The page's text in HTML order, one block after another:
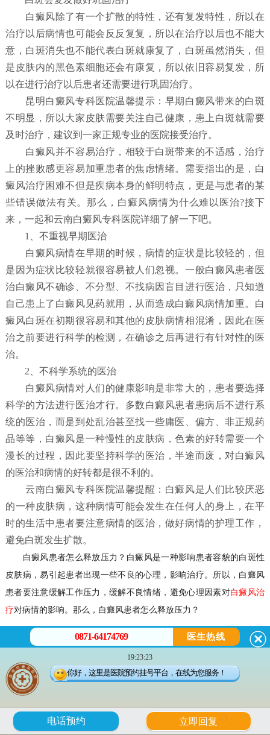
白癜风除了有一个扩散的特性，还有复发特性，所以在
治疗以后病情也可能会反反复复，所以在治疗以后也不能大
意，白斑消失也不能代表白斑就康复了，白斑虽然消失，但
是皮肤内的黑色素细胞还会有康复，所以依旧容易复发，所
以在进行治疗以后患者还需要进行巩固治疗。
昆明白癜风专科医院温馨提示：早期白癜风带来的白斑
不明显，所以大家皮肤需要关注自己健康，患上白斑就需要
及时治疗，建议到一家正规专业的医院接受治疗。
白癜风并不容易治疗，相较于白斑带来的不适感，治疗
上的挫败感更容易加重患者的焦虑情绪。需要指出的是，白
癜风治疗困难不但是疾病本身的鲜明特点，更是与患者的某
些错误做法有关。那么，白癜风病情为什么难以医治?接下
来，一起和云南白癜风专科医院详细了解一下吧。
1、不重视早期医治
白癜风病情在早期的时候，病情的症状是比较轻的，但
是因为症状比较轻就很容易被人们忽视。一般白癜风患者医
治白癜风不确诊、不分型、不找病因盲目进行医治，只知道
自己患上了白癜风见药就用，从而造成白癜风病情加重。白
癜风白斑在初期很容易和其他的皮肤病情相混淆，因此在医
治之前要进行科学的检测，在确诊之后再进行有针对性的医
治。
2、不科学系统的医治
白癜风病情对人们的健康影响是非常大的，患者要选择
科学的方法进行医治才行。多数白癜风患者患病后不进行系
统的医治，而是到处乱治甚至找一些庸医、偏方、非正规药
品等等，白癜风是一种慢性的皮肤病，色素的好转需要一个
漫长的过程，因此要坚持科学的医治，半途而废，对白癜风
的医治和病情的好转都是很不利的。
云南白癜风专科医院温馨提醒：白癜风是人们比较厌恶
的一种皮肤病，这种病情可能会发生在任何人的身上，在平
时的生活中患者要注意病情的医治，做好病情的护理工作，
避免白斑发生扩散。
白癜风患者怎么释放压力？ 白癜风是一种影响患者容貌的白斑性
皮肤病，易引起患者出现一些不良的心理，影响治疗。所以，白癜风
患者要注意缓解工作压力，缓解不良情绪，避免心理因素对白癜风治
疗对病情的影响。那么， 白癜风患者怎么释放压力？
白癜风患者怎么释放压力？
一，白癜风患者应放松自己。患上白癜风后，患者应放松自己，
遇到不公平和有意见的事情要坦率地说出来，不要压在心里，患者可
通过发泄以消不快之气，例如面对沙包或人头偶像猛打几拳，或者大
哭一场，都有助于达到松弛神经功能的效果。
0871-64174769 医生热线
19:23:23
你好，这里是医院预约挂号平台，在线为您服务！
电话预约 立即回复